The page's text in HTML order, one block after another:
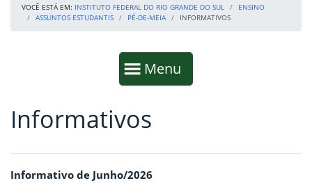
VOCÊ ESTÁ EM: INSTITUTO FEDERAL DO RIO GRANDE DO SUL
ENSINO
ASSUNTOS ESTUDANTIS
PÉ-DE-MEIA INFORMATIVOS
Mostrar
Menu
Fim da navegação
Início do conteúdo
Informativos
Informativo de Junho/2026